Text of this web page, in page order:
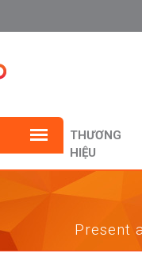
THƯƠNG
HIỆU
Present